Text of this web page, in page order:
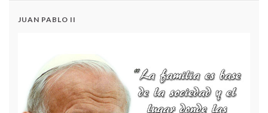
RECREACION Y TIEMPO LIBRE 2022
JUAN PABLO II